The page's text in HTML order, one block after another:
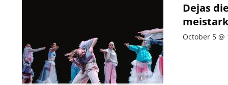
Dejas
October 5 @